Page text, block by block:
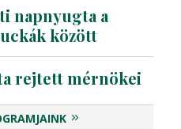
napnyugta a
között
rejtett mérnökei